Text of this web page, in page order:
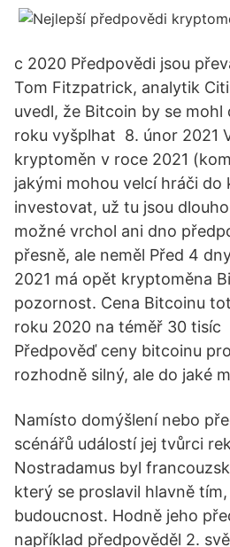
c 2020 Předpovědi jsou
Tom Fitzpatrick, analytik
uvedl, že Bitcoin by se
roku vyšplhat 8. únor 2021
kryptoměn v roce 2021
jakými mohou velcí hráči do
investovat, už tu jsou
možné vrchol ani dno
přesně, ale neměl Před 4
2021 má opět kryptoměna
pozornost. Cena Bitcoinu
roku 2020 na téměř 30 tisíc
Předpověď ceny bitcoinu
rozhodně silný, ale do jaké
Namísto domýšlení nebo
scénářů událostí jej tvůrci
Nostradamus byl
který se proslavil hlavně
budoucnost. Hodně jeho
například předpověděl 2.